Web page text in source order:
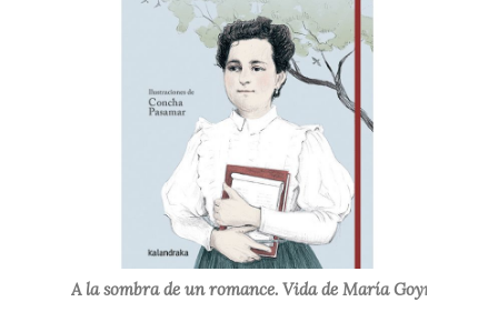
A la sombra de un romance. Vida de María Goyri